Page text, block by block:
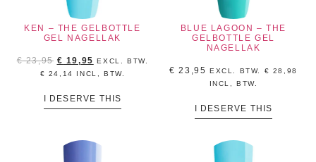
KEN – THE GELBOTTLE
GEL NAGELLAK
€23,95 € 19,95 EXCL. BTW.
€ 24,14 INCL, BTW.
I DESERVE THIS
BLUE LAGOON – THE
GELBOTTLE GEL
NAGELLAK
€ 23,95 EXCL. BTW. € 28,98
INCL, BTW.
I DESERVE THIS